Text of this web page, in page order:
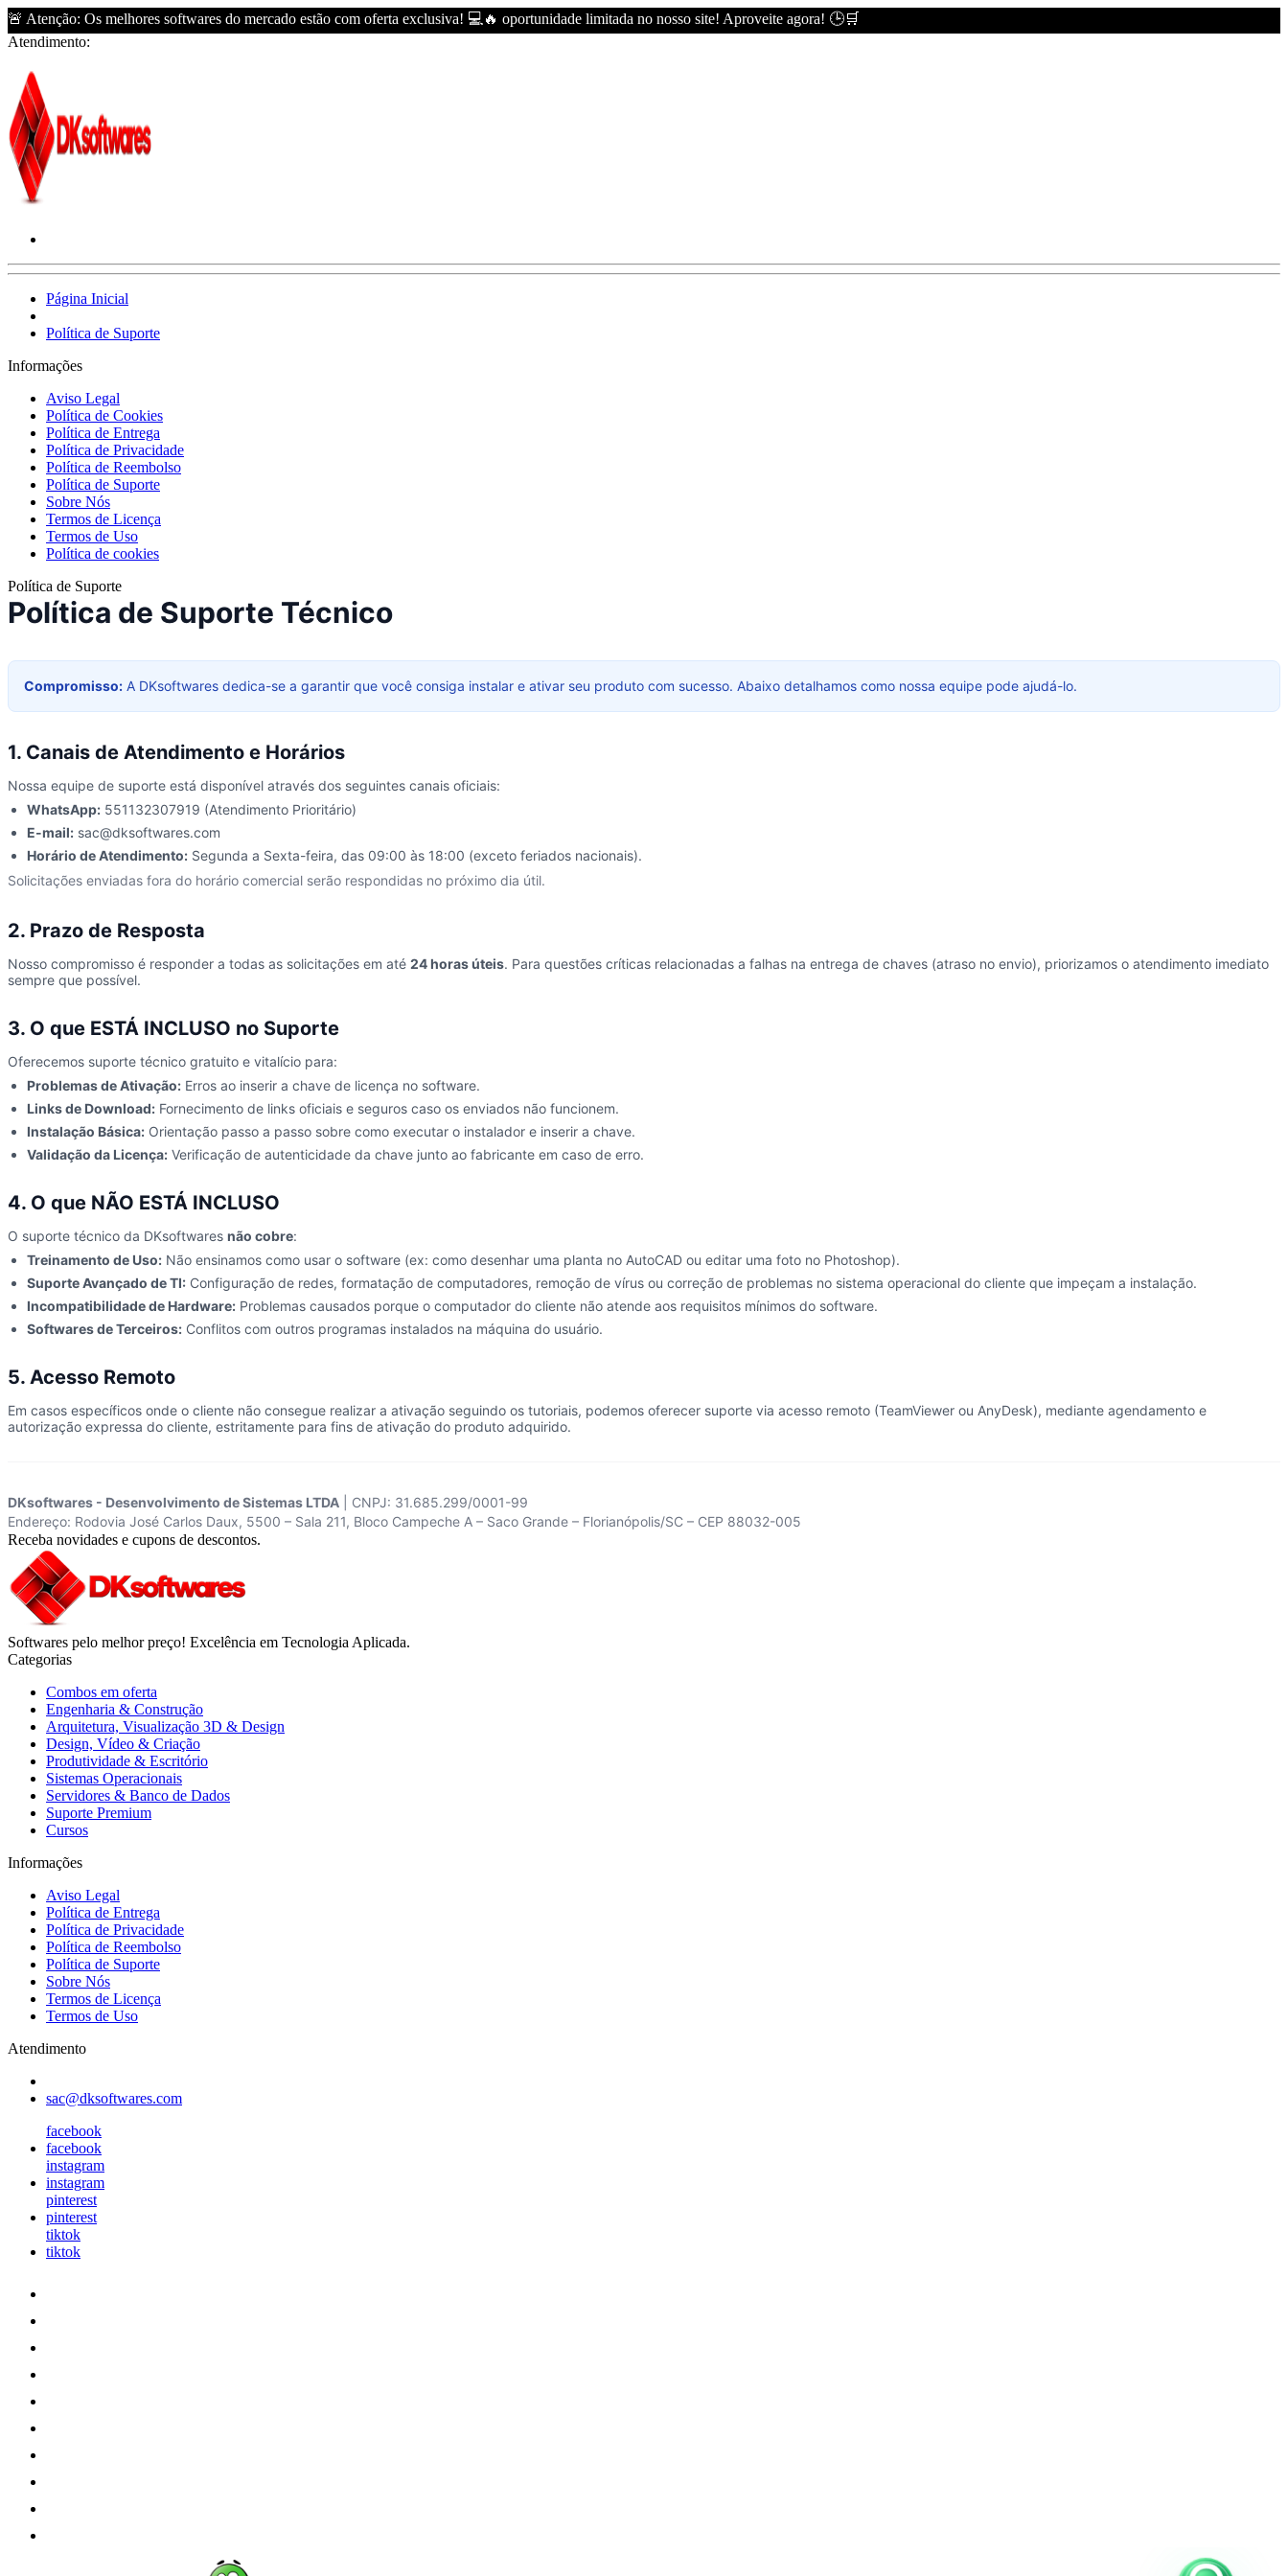
🚨 Atenção: Os melhores softwares do mercado estão com oferta exclusiva! 💻🔥 oportunidade limitada no nosso site! Aproveite agora! 🕒🛒
Atendimento:
Página Inicial
Política de Suporte
Informações
Aviso Legal
Política de Cookies
Política de Entrega
Política de Privacidade
Política de Reembolso
Política de Suporte
Sobre Nós
Termos de Licença
Termos de Uso
Política de cookies
Política de Suporte
Política de Suporte Técnico
Compromisso: A DKsoftwares dedica-se a garantir que você consiga instalar e ativar seu produto com sucesso. Abaixo detalhamos como nossa equipe pode ajudá-lo.
1. Canais de Atendimento e Horários
Nossa equipe de suporte está disponível através dos seguintes canais oficiais:
WhatsApp: 551132307919 (Atendimento Prioritário)
E-mail: sac@dksoftwares.com
Horário de Atendimento: Segunda a Sexta-feira, das 09:00 às 18:00 (exceto feriados nacionais).
Solicitações enviadas fora do horário comercial serão respondidas no próximo dia útil.
2. Prazo de Resposta
Nosso compromisso é responder a todas as solicitações em até 24 horas úteis. Para questões críticas relacionadas a falhas na entrega de chaves (atraso no envio), priorizamos o atendimento imediato
sempre que possível.
3. O que ESTÁ INCLUSO no Suporte
Oferecemos suporte técnico gratuito e vitalício para:
Problemas de Ativação: Erros ao inserir a chave de licença no software.
Links de Download: Fornecimento de links oficiais e seguros caso os enviados não funcionem.
Instalação Básica: Orientação passo a passo sobre como executar o instalador e inserir a chave.
Validação da Licença: Verificação de autenticidade da chave junto ao fabricante em caso de erro.
4. O que NÃO ESTÁ INCLUSO
O suporte técnico da DKsoftwares não cobre:
Treinamento de Uso: Não ensinamos como usar o software (ex: como desenhar uma planta no AutoCAD ou editar uma foto no Photoshop).
Suporte Avançado de TI: Configuração de redes, formatação de computadores, remoção de vírus ou correção de problemas no sistema operacional do cliente que impeçam a instalação.
Incompatibilidade de Hardware: Problemas causados porque o computador do cliente não atende aos requisitos mínimos do software.
Softwares de Terceiros: Conflitos com outros programas instalados na máquina do usuário.
5. Acesso Remoto
Em casos específicos onde o cliente não consegue realizar a ativação seguindo os tutoriais, podemos oferecer suporte via acesso remoto (TeamViewer ou AnyDesk), mediante agendamento e
autorização expressa do cliente, estritamente para fins de ativação do produto adquirido.
DKsoftwares - Desenvolvimento de Sistemas LTDA | CNPJ: 31.685.299/0001-99
Endereço: Rodovia José Carlos Daux, 5500 – Sala 211, Bloco Campeche A – Saco Grande – Florianópolis/SC – CEP 88032-005
Receba novidades e cupons de descontos.
Softwares pelo melhor preço! Excelência em Tecnologia Aplicada.
Categorias
Combos em oferta
Engenharia & Construção
Arquitetura, Visualização 3D & Design
Design, Vídeo & Criação
Produtividade & Escritório
Sistemas Operacionais
Servidores & Banco de Dados
Suporte Premium
Cursos
Informações
Aviso Legal
Política de Entrega
Política de Privacidade
Política de Reembolso
Política de Suporte
Sobre Nós
Termos de Licença
Termos de Uso
Atendimento
sac@dksoftwares.com
facebook
facebook
instagram
instagram
pinterest
pinterest
tiktok
tiktok